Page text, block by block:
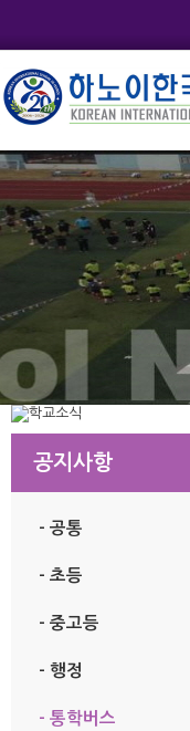
공지사항
- 공통
- 초등
- 중고등
- 행정
- 통학버스